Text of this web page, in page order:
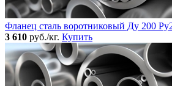
Фланец сталь воротниковый Ду 200
3 610 руб./кг. Купить